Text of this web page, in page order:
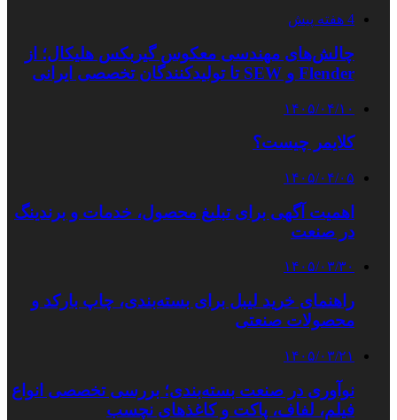
4 هفته پیش
چالش‌های مهندسی معکوس گیربکس هلیکال؛ از
Flender و SEW تا تولیدکنندگان تخصصی ایرانی
۱۴۰۵/۰۴/۱۰
کلایمر چیست؟
۱۴۰۵/۰۴/۰۵
اهمیت آگهی برای تبلیغ محصول، خدمات و برندینگ
در صنعت
۱۴۰۵/۰۳/۳۰
راهنمای خرید لیبل برای بسته‌بندی، چاپ بارکد و
محصولات صنعتی
۱۴۰۵/۰۳/۲۱
نوآوری در صنعت بسته‌بندی؛ بررسی تخصصی انواع
فیلم، لفاف، پاکت و کاغذهای نچسب